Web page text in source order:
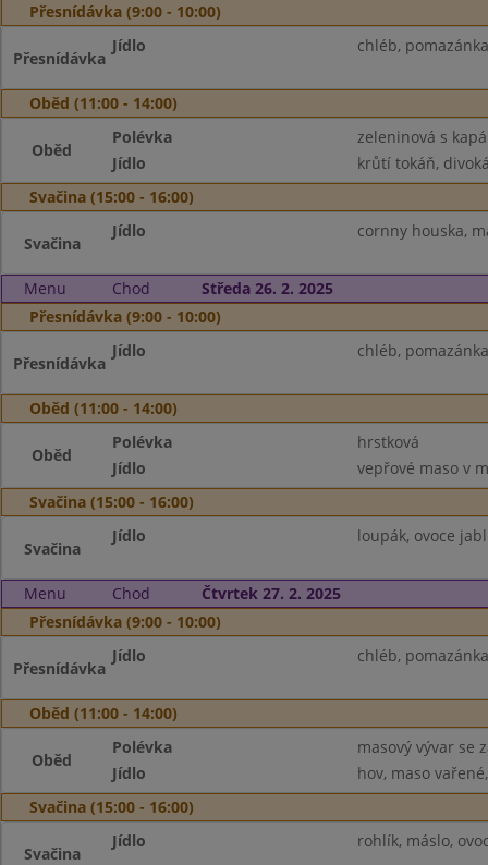
Přesnídávka (9:00 - 10:00)
Přesnídávka
Jídlo chléb,
Oběd (11:00 - 14:00)
Oběd
Polévka
zeleninová s
Jídlo
krůtí tokáň,
Svačina (15:00 - 16:00)
Svačina
Jídlo cornny houska,
Menu Chod
Středa 26. 2. 2025
Přesnídávka (9:00 - 10:00)
Přesnídávka
Jídlo chléb,
Oběd (11:00 - 14:00)
Oběd
Polévka
hrstková
Jídlo
vepřové maso v
Svačina (15:00 - 16:00)
Svačina
Jídlo loupák, ovoce
Menu Chod
Čtvrtek 27. 2. 2025
Přesnídávka (9:00 - 10:00)
Přesnídávka
Jídlo chléb,
Oběd (11:00 - 14:00)
Oběd
Polévka
masový vývar se
Jídlo
hov, maso
Svačina (15:00 - 16:00)
Svačina
Jídlo rohlík, máslo,